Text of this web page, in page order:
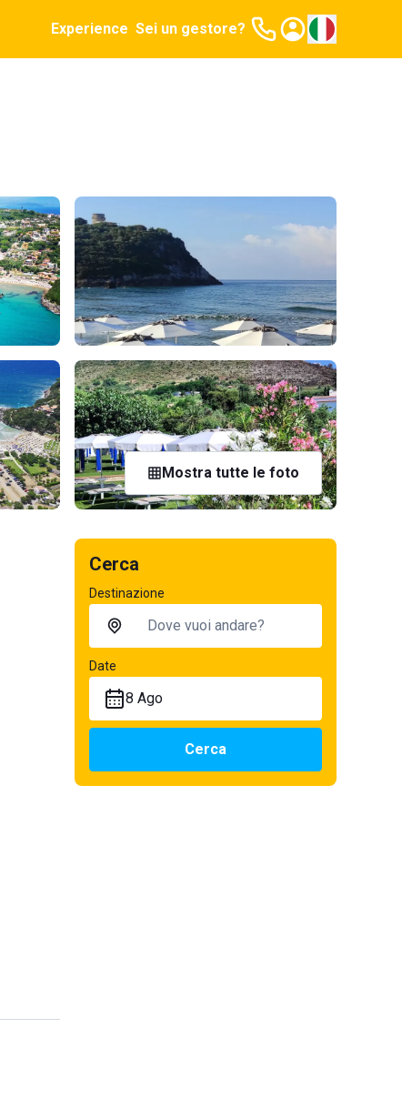
Experience Sei un gestore?
Mostra tutte le foto
Cerca
Destinazione
Date
8 Ago
Cerca